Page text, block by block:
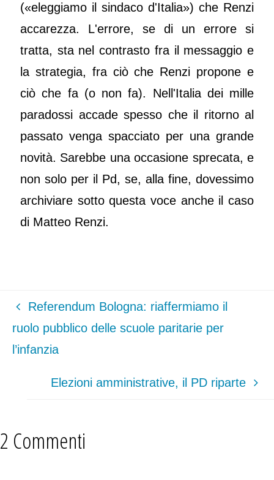
(«eleggiamo il sindaco d'Italia») che Renzi
accarezza. L'errore, se di un errore si
tratta, sta nel contrasto fra il messaggio e
la strategia, fra ciò che Renzi propone e
ciò che fa (o non fa). Nell'Italia dei mille
paradossi accade spesso che il ritorno al
passato venga spacciato per una grande
novità. Sarebbe una occasione sprecata, e
non solo per il Pd, se, alla fine, dovessimo
archiviare sotto questa voce anche il caso
di Matteo Renzi.
Referendum Bologna: riaffermiamo il
ruolo pubblico delle scuole paritarie per
l’infanzia
Elezioni amministrative, il PD riparte
2 Commenti